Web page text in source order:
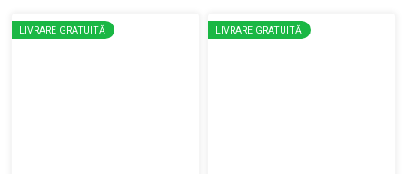
LIVRARE GRATUITĂ LIVRARE GRATUITĂ